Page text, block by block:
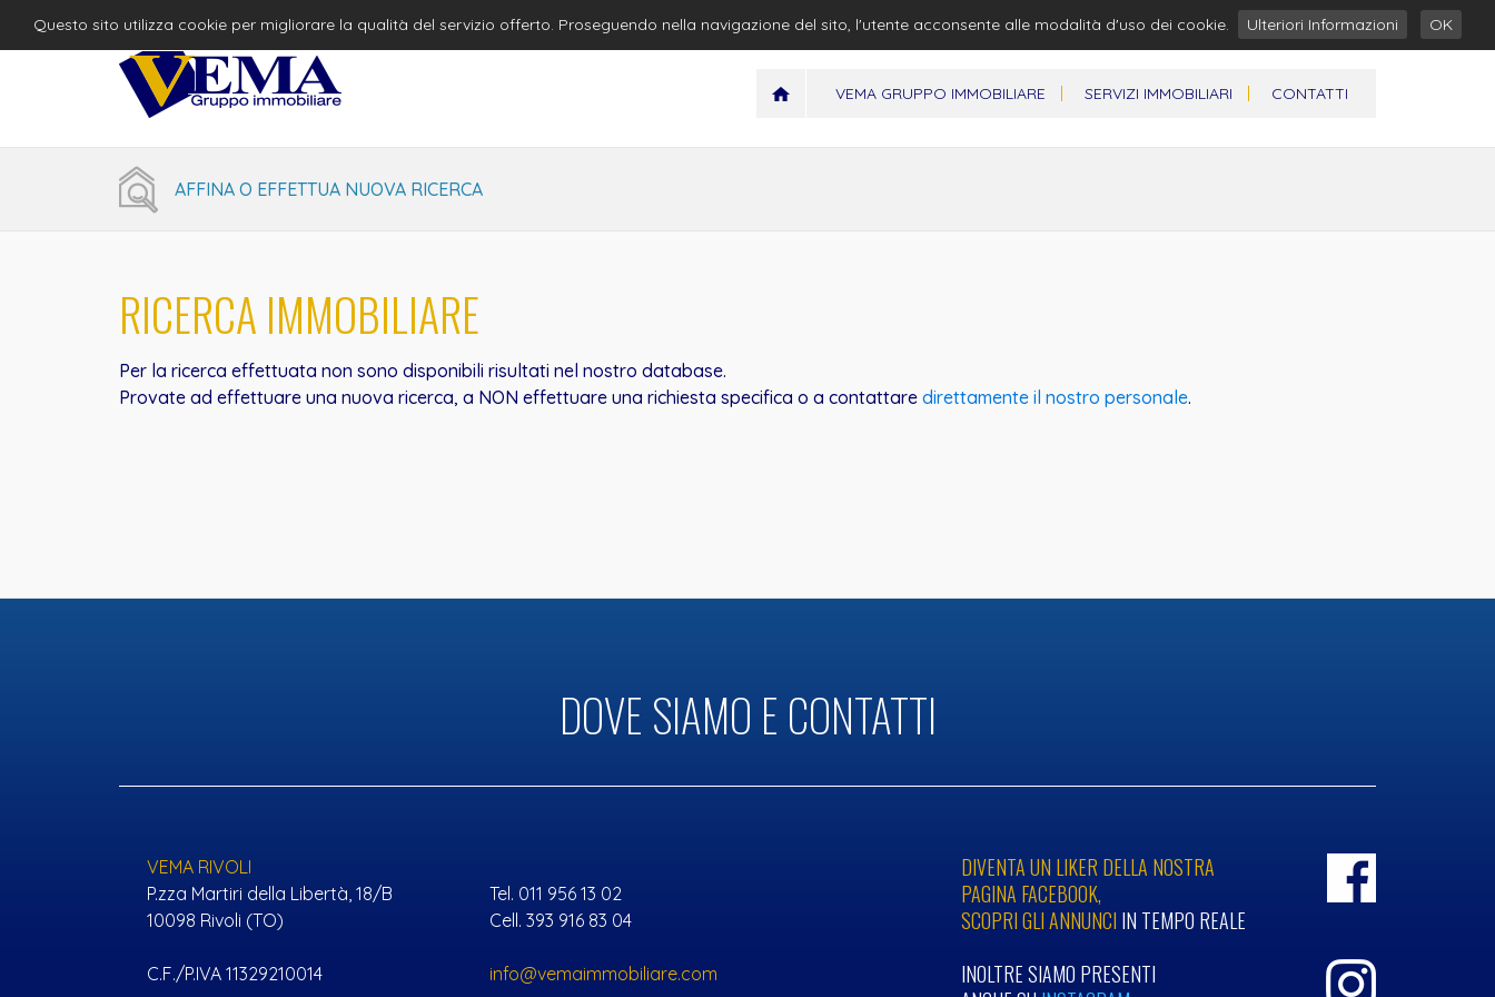
VEMA GRUPPO IMMOBILIARE SERVIZI IMMOBILIARI CONTATTI
AFFINA O EFFETTUA NUOVA RICERCA
Salva la tua ricerca
Inserisci la tua email nell'apposito campo,
RICERCA IMMOBILIARE
Per la ricerca effettuata non sono disponibili risultati nel nostro database.
Provate ad effettuare una nuova ricerca, a NON effettuare una richiesta specifica o a contattare direttamente il nostro personale.
DOVE SIAMO E CONTATTI
VEMA RIVOLI
P.zza Martiri della Libertà, 18/B
10098 Rivoli (TO)
C.F./P.IVA 11329210014
Tel. 011 956 13 02
Cell. 393 916 83 04
info@vemaimmobiliare.com
DIVENTA UN LIKER DELLA NOSTRA
PAGINA FACEBOOK,
SCOPRI GLI ANNUNCI IN TEMPO REALE
INOLTRE SIAMO PRESENTI
Questo sito utilizza cookie per migliorare la qualità del servizio offerto. Proseguendo nella navigazione del sito, l'utente acconsente alle modalità d'uso dei cookie. Ulteriori Informazioni OK